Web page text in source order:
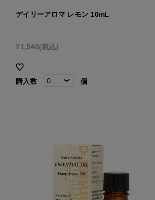
デイリーアロマ レモン 10mL
¥1,540(税込)
購入数 個